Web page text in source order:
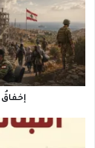
الله"
وخسارةُ
لبنان؟